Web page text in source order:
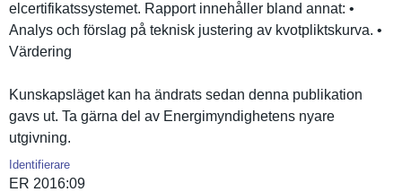
elcertifik­atssysteme­t. Rapport innehåller bland annat: •
Analys och förslag på teknisk justering av kvotplikts­kurva. •
Värdering
Kunskapslä­get kan ha ändrats sedan denna publikatio­n
gavs ut. Ta gärna del av Energimynd­ighetens nyare
utgivning.
Identifierare
ER 2016:09